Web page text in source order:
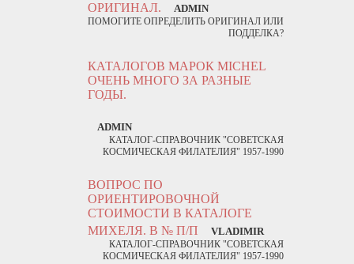
ОРИГИНАЛ.
ADMIN
ПОМОГИТЕ ОПРЕДЕЛИТЬ ОРИГИНАЛ ИЛИ
ПОДДЕЛКА?
КАТАЛОГОВ МАРОК MICHEL
ОЧЕНЬ МНОГО ЗА РАЗНЫЕ
ГОДЫ.
ADMIN
КАТАЛОГ-СПРАВОЧНИК "СОВЕТСКАЯ
КОСМИЧЕСКАЯ ФИЛАТЕЛИЯ" 1957-1990
ВОПРОС ПО
ОРИЕНТИРОВОЧНОЙ
СТОИМОСТИ В КАТАЛОГЕ
МИХЕЛЯ. В № П/П
VLADIMIR
КАТАЛОГ-СПРАВОЧНИК "СОВЕТСКАЯ
КОСМИЧЕСКАЯ ФИЛАТЕЛИЯ" 1957-1990